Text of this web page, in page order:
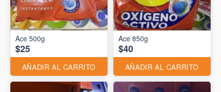
Ace 500g
$25
AÑADIR AL CARRITO
Ace 850g
$40
AÑADIR AL CARRITO